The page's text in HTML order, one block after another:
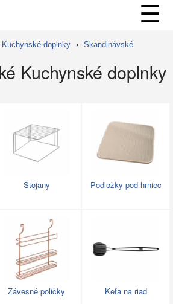
☰
Kuchynské doplnky › Skandinávské
Kuchynské doplnky
Stojany Podložky pod hrniec
Závesné poličky Kefa na riad